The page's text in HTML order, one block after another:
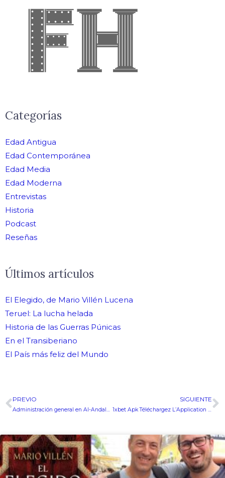
Categorías
Edad Antigua
Edad Contemporánea
Edad Media
Edad Moderna
Entrevistas
Historia
Podcast
Reseñas
Últimos artículos
El Elegido, de Mario Villén Lucena
Teruel: La lucha helada
Historia de las Guerras Púnicas
En el Transiberiano
El País más feliz del Mundo
Ant
PREVIO
Administración general en Al-Andalus
SIGUIENTE
1xbet Apk Téléchargez L’Application Mobile 1xbet